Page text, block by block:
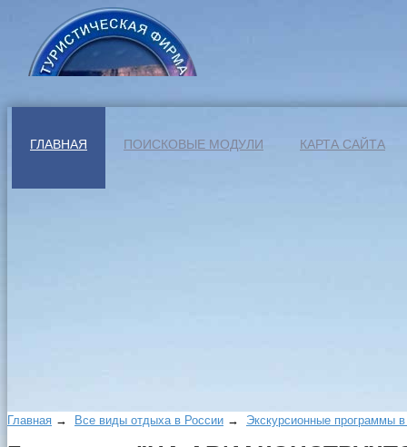
ГЛАВНАЯ ПОИСКОВЫЕ МОДУЛИ КАРТА САЙТА
Главная → Все виды отдыха в России → Экскурсионные программы